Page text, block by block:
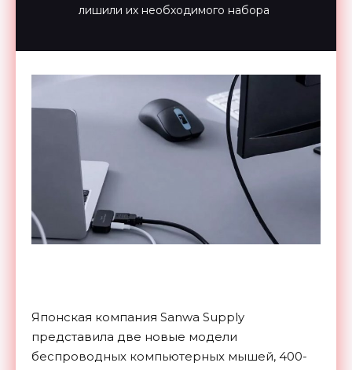
лишили их необходимого набора
Японская компания Sanwa Supply
представила две новые модели
беспроводных компьютерных мышей, 400-